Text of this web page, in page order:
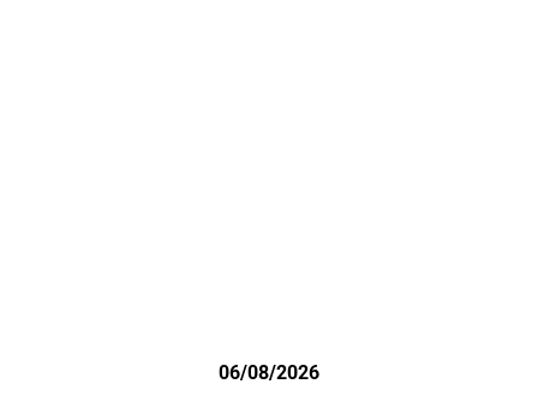
06/08/2026